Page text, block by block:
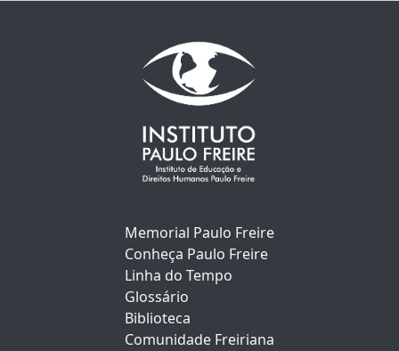
Memorial Paulo Freire
Conheça Paulo Freire
Linha do Tempo
Glossário
Biblioteca
Comunidade Freiriana